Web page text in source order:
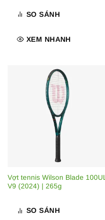
SO SÁNH
XEM NHANH
Vợt tennis Wilson Blade 100UL
V9 (2024) | 265g
SO SÁNH